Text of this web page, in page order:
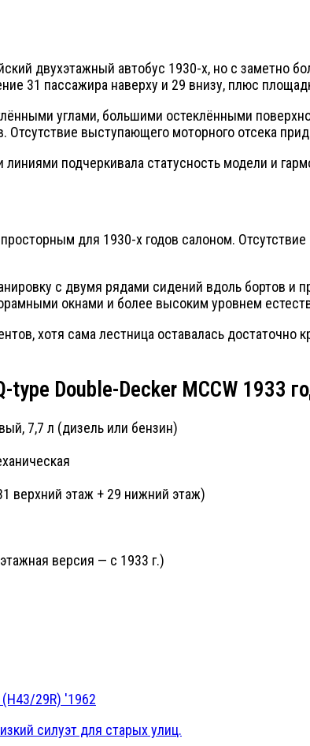
двухэтажный автобус 1930-х, но с
31 пассажира наверху и 29 внизу, плюс
углами, большими остеклёнными
Отсутствие выступающего моторного отсека
подчеркивала статусность модели и
для 1930-х годов салоном.
с двумя рядами сидений вдоль бортов и
окнами и более высоким уровнем
хотя сама лестница оставалась
type Double-Decker MCCW 1933
7,7 л (дизель или бензин)
верхний этаж + 29 нижний этаж)
версия — с 1933 г.)
силуэт для старых улиц.